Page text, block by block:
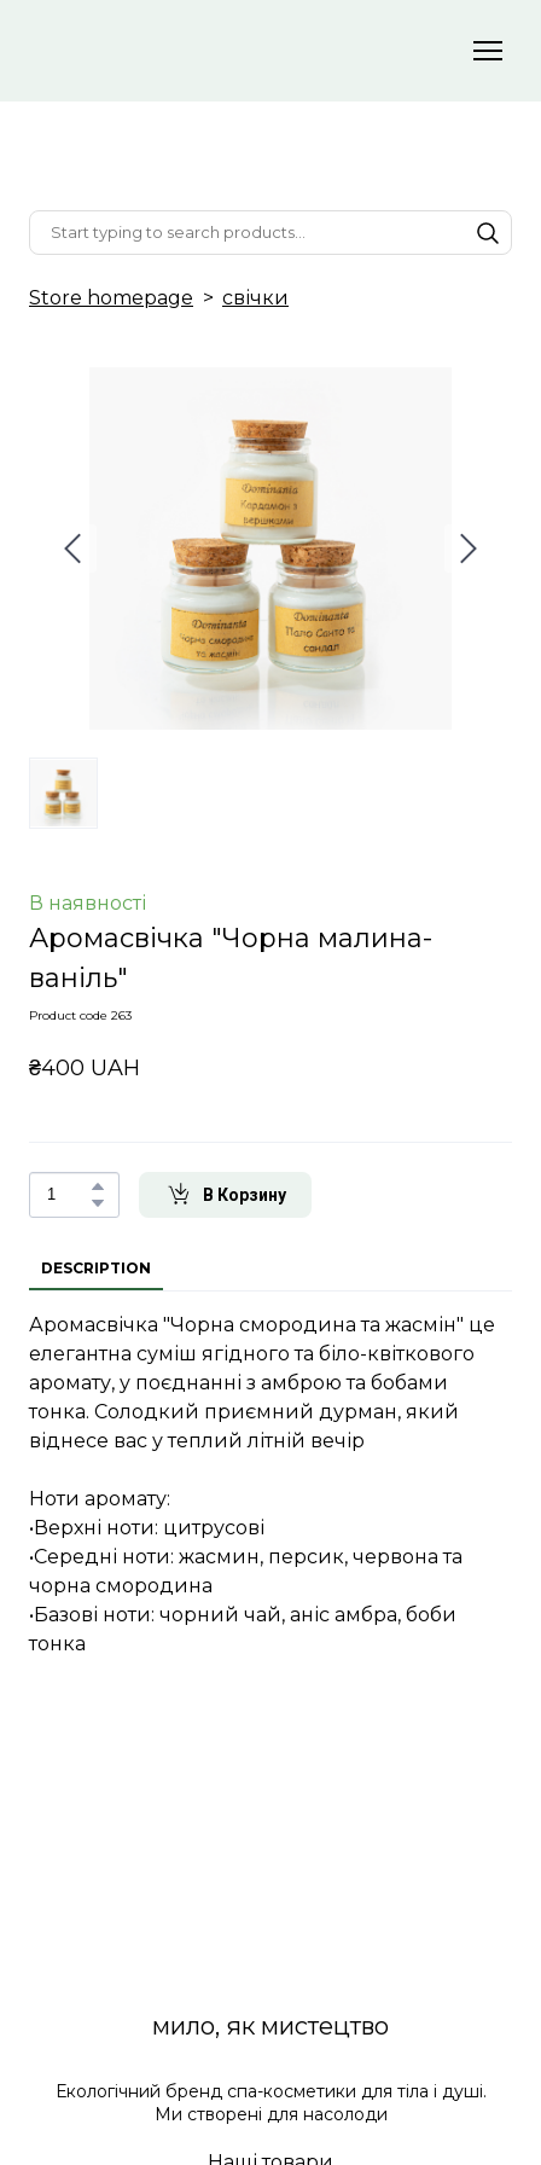
Store homepage свічки
В наявності
Аромасвічка "Чорна малина-
ваніль"
Product code 263
₴400 UAH
В Корзину
DESCRIPTION
Аромасвічка "Чорна смородина та жасмін" це
елегантна суміш ягідного та біло-квіткового
аромату, у поєднанні з амброю та бобами
тонка. Солодкий приємний дурман, який
віднесе вас у теплий літній вечір
Ноти аромату:
•Верхні ноти: цитрусові
•Середні ноти: жасмин, персик, червона та
чорна смородина
•Базові ноти: чорний чай, аніс амбра, боби
тонка
мило, як мистецтво
Екологічний бренд спа-косметики для тіла і душі.
Ми створені для насолоди